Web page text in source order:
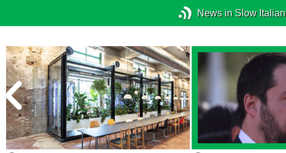
News in Slow Italian